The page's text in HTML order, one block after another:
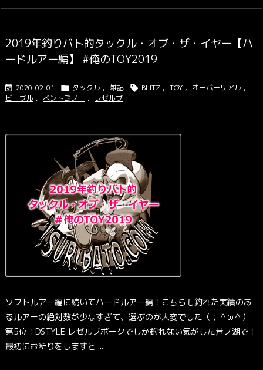
2019年釣りバト的タックル・オブ・ザ・イヤー【ハ
ードルアー編】 #俺のTOY2019
 2020-02-01  タックル , 雑記  BLITZ , TOY , オーバーリアル ,
ビーブル , ベントミノー , レゼルブ
ソフトルアー編に続いてハードルアー編！ こちらも釣れた実績のあ
るルアーの絶対数が少なすぎて、選ぶのが大変でした（；＾ω＾）
第5位：DSTYLE レゼルブポークでしか釣れない気がした芦ノ湖で！
最初にお断りをしますと ...